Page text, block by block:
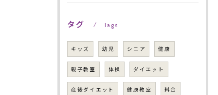
タグ Tags
キッズ 幼児 シニア 健康
親子教室 体操 ダイエット
産後ダイエット 健康教室 料金